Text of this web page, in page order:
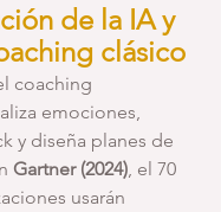
de la IA y
clásico
coaching
emociones,
y diseña planes de
Gartner (2024) , el 70
usarán